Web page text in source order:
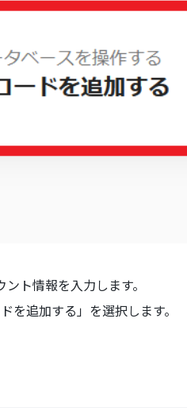
ト情報を入力します。
を追加する」を選択します。